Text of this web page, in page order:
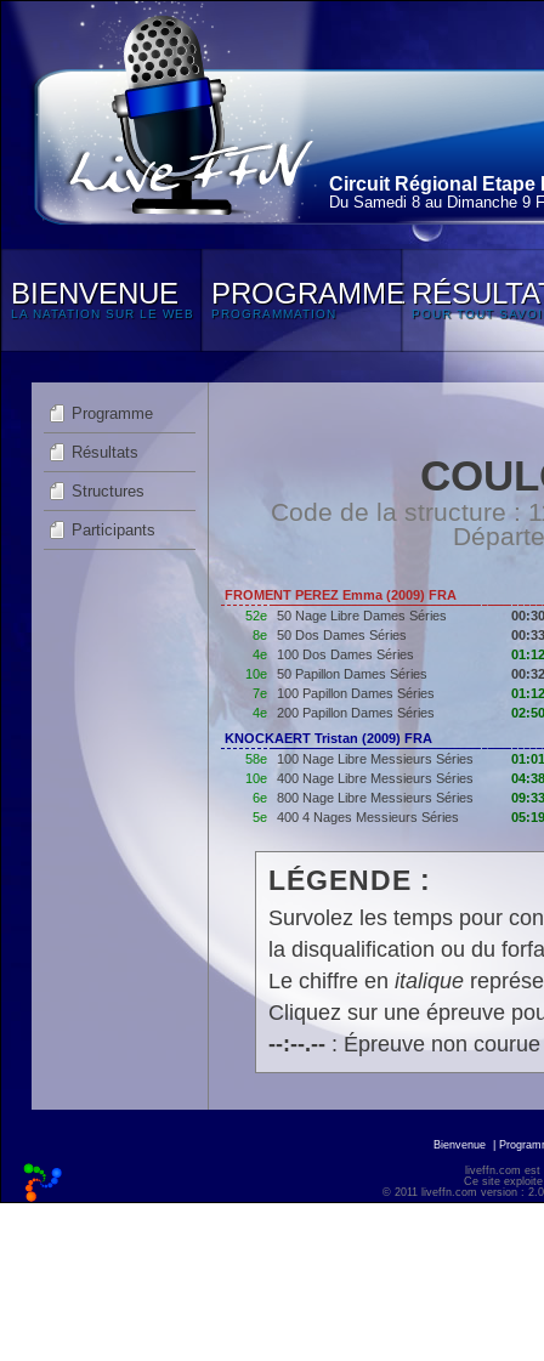
Circuit Régional Etape
Du Samedi 8 au Dimanche 9
BIENVENUE
LA NATATION SUR LE WEB
PROGRAMME
PROGRAMMATION POUR TOUT
Programme
Résultats
Structures
Participants
Code de la structure :
FROMENT PEREZ Emma (2009) FRA
52e
50 Nage Libre Dames Séries
8e
50 Dos Dames Séries
4e
100 Dos Dames Séries
10e
50 Papillon Dames Séries
7e
100 Papillon Dames Séries
4e
200 Papillon Dames Séries
KNOCKAERT Tristan (2009) FRA
58e
100 Nage Libre Messieurs Séries
10e
400 Nage Libre Messieurs Séries
6e
800 Nage Libre Messieurs Séries
5e
400 4 Nages Messieurs Séries
LÉGENDE :
Survolez les temps pour
la disqualification ou du
Le chiffre en italique
Cliquez sur une épreuve
--:--.--: Épreuve non
Bienvenue
liveffn.com est
Ce site
© 2011 liveffn.com version :